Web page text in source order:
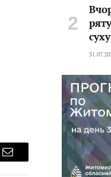
Email